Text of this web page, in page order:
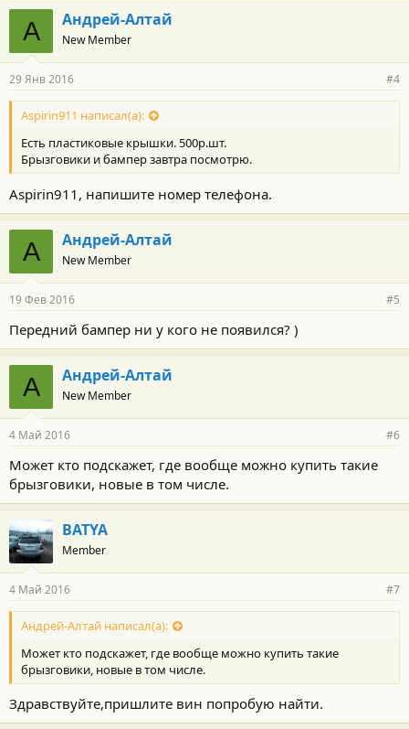
А Андрей-Алтай
New Member
29 Янв 2016 #4
Aspirin911 написал(а):
Есть пластиковые крышки. 500р.шт.
Брызговики и бампер завтра посмотрю.
Aspirin911, напишите номер телефона.
А Андрей-Алтай
New Member
19 Фев 2016 #5
Передний бампер ни у кого не появился? )
А Андрей-Алтай
New Member
4 Май 2016 #6
Может кто подскажет, где вообще можно купить такие
брызговики, новые в том числе.
BATYA
Member
4 Май 2016 #7
Андрей-Алтай написал(а):
Может кто подскажет, где вообще можно купить такие
брызговики, новые в том числе.
Здравствуйте,пришлите вин попробую найти.